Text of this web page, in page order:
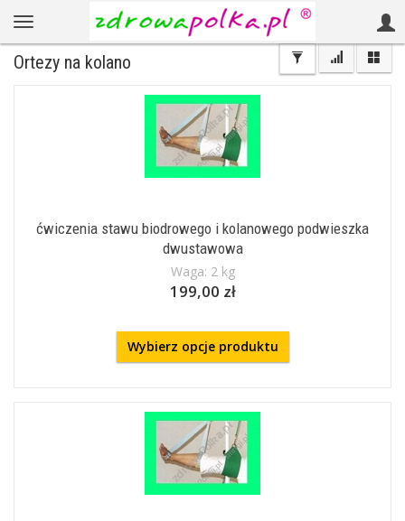
Ortezy na kolano
ćwiczenia stawu biodrowego i kolanowego podwieszka
dwustawowa
Waga: 2 kg
199,00 zł
Wybierz opcje produktu